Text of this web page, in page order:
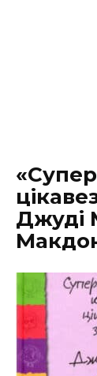
Джуді